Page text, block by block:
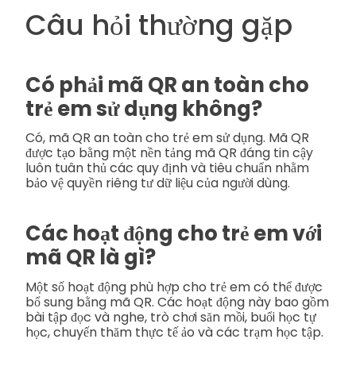
Câu hỏi thường gặp
Có phải mã QR an toàn cho
trẻ em sử dụng không?
Có, mã QR an toàn cho trẻ em sử dụng. Mã QR
được tạo bằng một nền tảng mã QR đáng tin cậy
luôn tuân thủ các quy định và tiêu chuẩn nhằm
bảo vệ quyền riêng tư dữ liệu của người dùng.
Các hoạt động cho trẻ em với
mã QR là gì?
Một số hoạt động phù hợp cho trẻ em có thể được
bổ sung bằng mã QR. Các hoạt động này bao gồm
bài tập đọc và nghe, trò chơi săn mồi, buổi học tự
học, chuyến thăm thực tế ảo và các trạm học tập.